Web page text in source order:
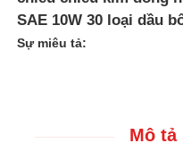
SAE 10W 30 loại dầu
Sự miêu tả:
Mô tả